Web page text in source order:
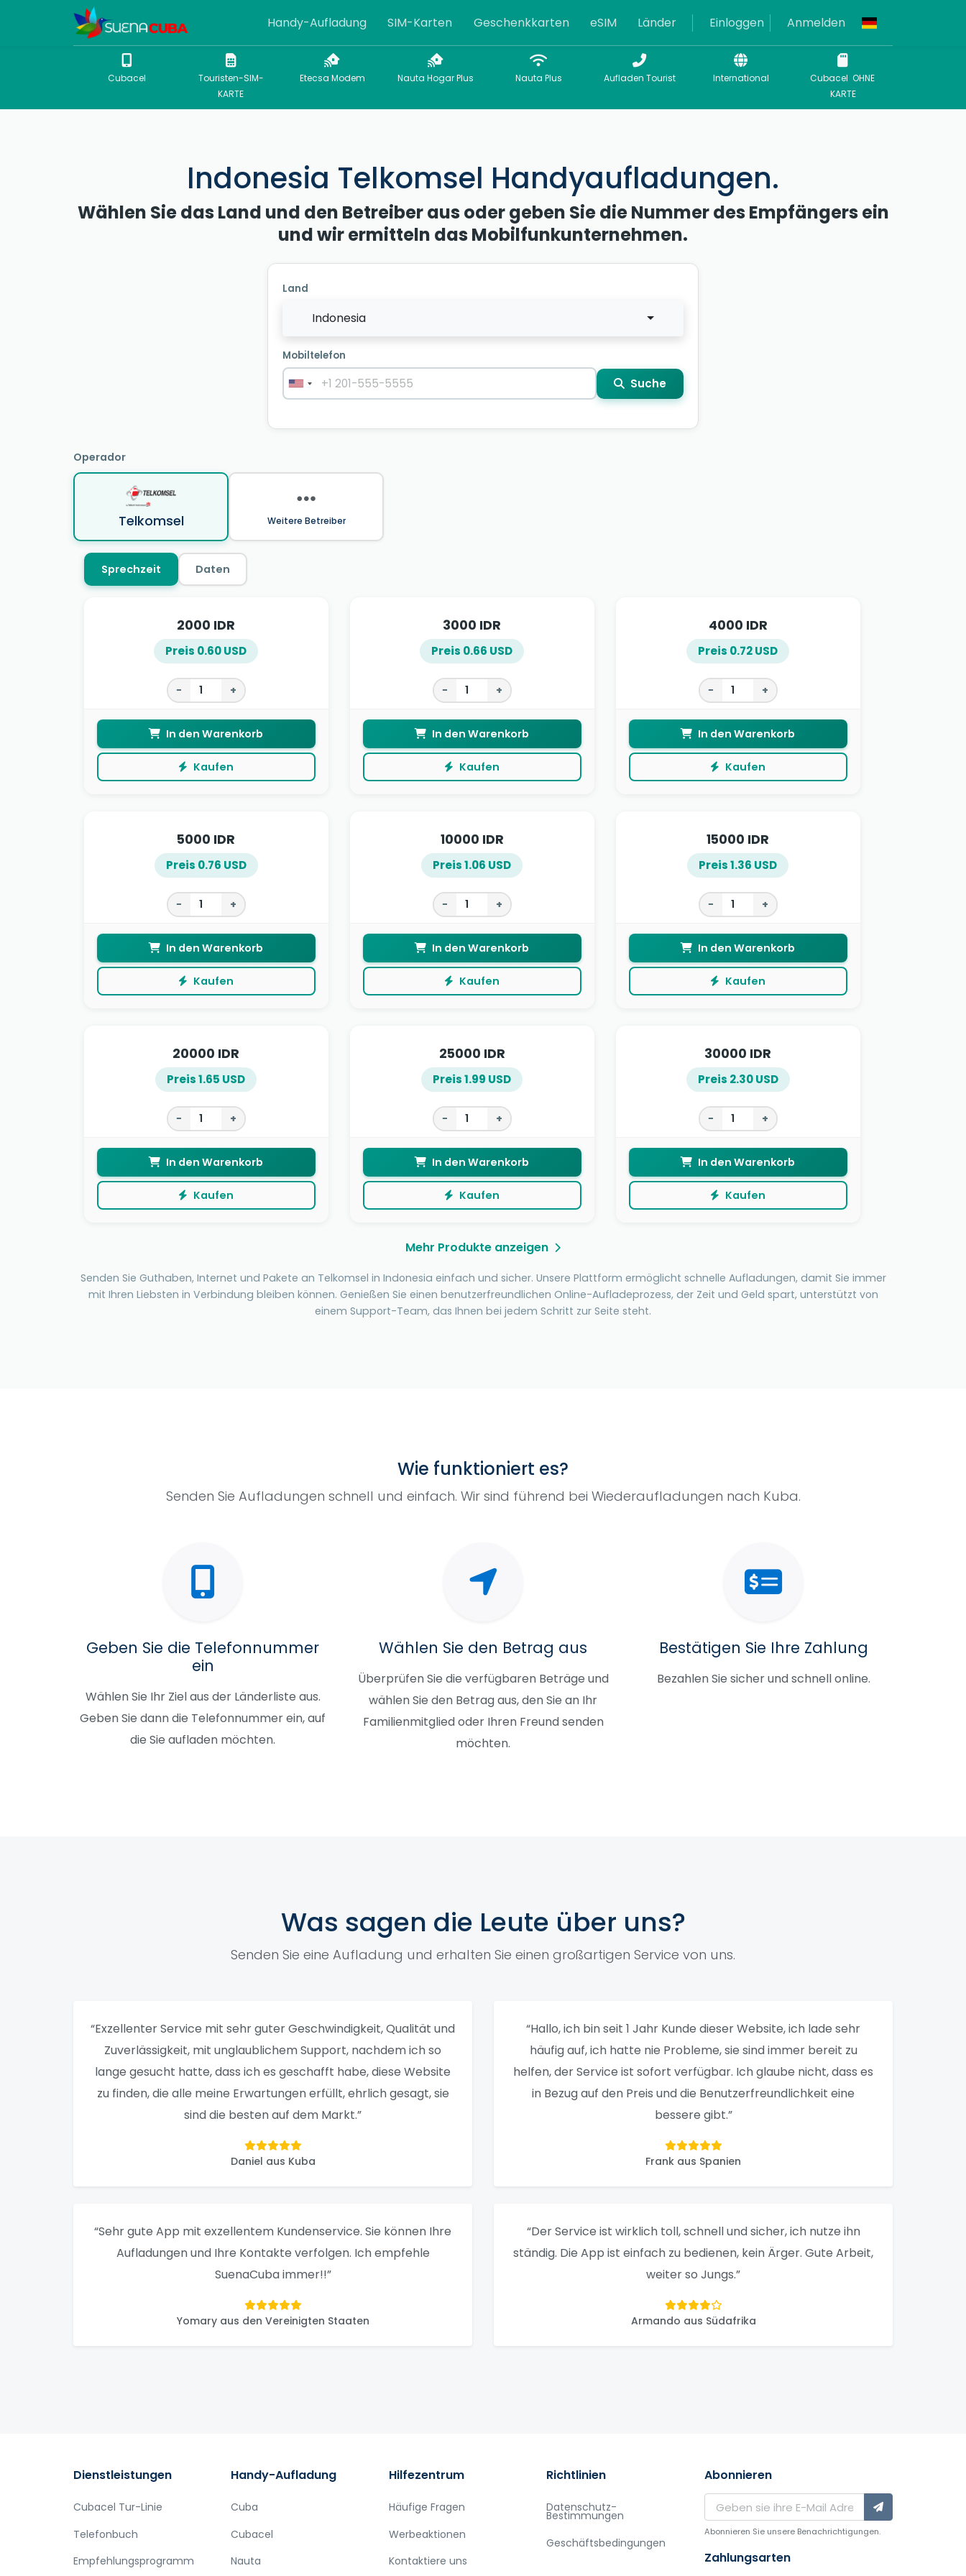
Handy-Aufladung SIM-Karten Geschenkkarten eSIM Länder Einloggen Anmelden
Cubacel
Touristen-SIM-
KARTE
Etecsa Modem Nauta Hogar Plus Nauta Plus Aufladen Tourist International
Cubacel OHNE
KARTE
Indonesia Telkomsel Handyaufladungen.
Wählen Sie das Land und den Betreiber aus oder geben Sie die Nummer des Empfängers ein
und wir ermitteln das Mobilfunkunternehmen.
Land
Indonesia
Mobiltelefon
Suche
Operador
Telkomsel Weitere Betreiber
Sprechzeit Daten
2000 IDR
Preis 0.60 USD
− +
In den Warenkorb
Kaufen
3000 IDR
Preis 0.66 USD
− +
In den Warenkorb
Kaufen
4000 IDR
Preis 0.72 USD
− +
In den Warenkorb
Kaufen
5000 IDR
Preis 0.76 USD
− +
In den Warenkorb
Kaufen
10000 IDR
Preis 1.06 USD
− +
In den Warenkorb
Kaufen
15000 IDR
Preis 1.36 USD
− +
In den Warenkorb
Kaufen
20000 IDR
Preis 1.65 USD
− +
In den Warenkorb
Kaufen
25000 IDR
Preis 1.99 USD
− +
In den Warenkorb
Kaufen
30000 IDR
Preis 2.30 USD
− +
In den Warenkorb
Kaufen
Mehr Produkte anzeigen
Senden Sie Guthaben, Internet und Pakete an Telkomsel in Indonesia einfach und sicher. Unsere Plattform ermöglicht schnelle Aufladungen, damit Sie immer
mit Ihren Liebsten in Verbindung bleiben können. Genießen Sie einen benutzerfreundlichen Online-Aufladeprozess, der Zeit und Geld spart, unterstützt von
einem Support-Team, das Ihnen bei jedem Schritt zur Seite steht.
Wie funktioniert es?
Senden Sie Aufladungen schnell und einfach. Wir sind führend bei Wiederaufladungen nach Kuba.
Geben Sie die Telefonnummer
ein
Wählen Sie Ihr Ziel aus der Länderliste aus.
Geben Sie dann die Telefonnummer ein, auf
die Sie aufladen möchten.
Wählen Sie den Betrag aus
Überprüfen Sie die verfügbaren Beträge und
wählen Sie den Betrag aus, den Sie an Ihr
Familienmitglied oder Ihren Freund senden
möchten.
Bestätigen Sie Ihre Zahlung
Bezahlen Sie sicher und schnell online.
Was sagen die Leute über uns?
Senden Sie eine Aufladung und erhalten Sie einen großartigen Service von uns.
“Exzellenter Service mit sehr guter Geschwindigkeit, Qualität und
Zuverlässigkeit, mit unglaublichem Support, nachdem ich so
lange gesucht hatte, dass ich es geschafft habe, diese Website
zu finden, die alle meine Erwartungen erfüllt, ehrlich gesagt, sie
sind die besten auf dem Markt.”
Daniel aus Kuba
“Hallo, ich bin seit 1 Jahr Kunde dieser Website, ich lade sehr
häufig auf, ich hatte nie Probleme, sie sind immer bereit zu
helfen, der Service ist sofort verfügbar. Ich glaube nicht, dass es
in Bezug auf den Preis und die Benutzerfreundlichkeit eine
bessere gibt.”
Frank aus Spanien
“Sehr gute App mit exzellentem Kundenservice. Sie können Ihre
Aufladungen und Ihre Kontakte verfolgen. Ich empfehle
SuenaCuba immer!!”
Yomary aus den Vereinigten Staaten
“Der Service ist wirklich toll, schnell und sicher, ich nutze ihn
ständig. Die App ist einfach zu bedienen, kein Ärger. Gute Arbeit,
weiter so Jungs.”
Armando aus Südafrika
Dienstleistungen
Cubacel Tur-Linie
Telefonbuch
Empfehlungsprogramm
Handy-Aufladung
Cuba
Cubacel
Nauta
Hilfezentrum
Häufige Fragen
Werbeaktionen
Kontaktiere uns
Richtlinien
Datenschutz-
Bestimmungen
Geschäftsbedingungen
Abonnieren
Abonnieren Sie unsere Benachrichtigungen.
Zahlungsarten